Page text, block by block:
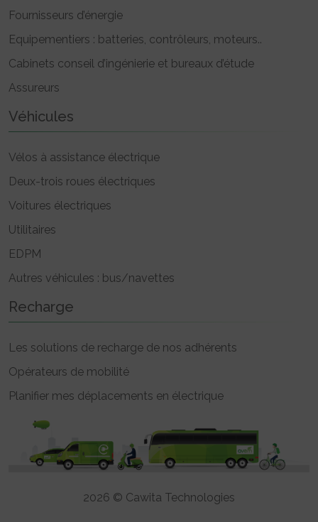
Fournisseurs d’énergie
Equipementiers : batteries, contrôleurs, moteurs..
Cabinets conseil d’ingénierie et bureaux d’étude
Assureurs
Véhicules
Vélos à assistance électrique
Deux-trois roues électriques
Voitures électriques
Utilitaires
EDPM
Autres véhicules : bus/navettes
Recharge
Les solutions de recharge de nos adhérents
Opérateurs de mobilité
Planifier mes déplacements en électrique
2026 © Cawita Technologies